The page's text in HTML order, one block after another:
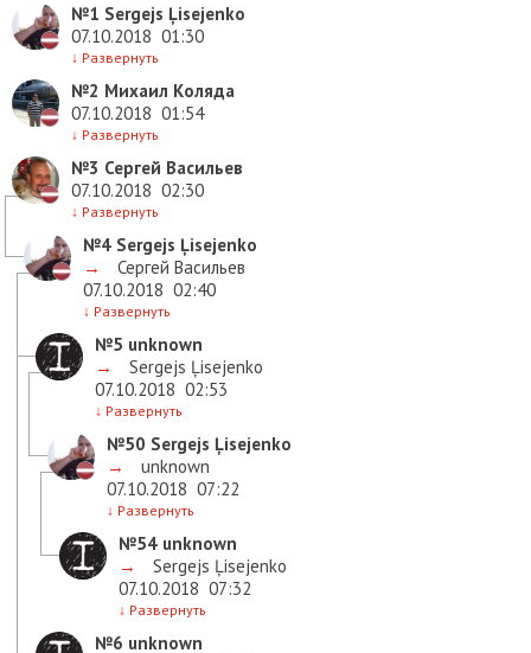
№1 Sergejs Ļisejenko
07.10.2018 01:30
↓ Развернуть
№2 Михаил Коляда
07.10.2018 01:54
↓ Развернуть
№3 Сергей Васильев
07.10.2018 02:30
↓ Развернуть
№4 Sergejs Ļisejenko
→
Сергей Васильев
07.10.2018 02:40
↓ Развернуть
№5 unknown
→
Sergejs Ļisejenko
07.10.2018 02:53
↓ Развернуть
№50 Sergejs Ļisejenko
→
unknown
07.10.2018 07:22
↓ Развернуть
№54 unknown
→
Sergejs Ļisejenko
07.10.2018 07:32
↓ Развернуть
№6 unknown